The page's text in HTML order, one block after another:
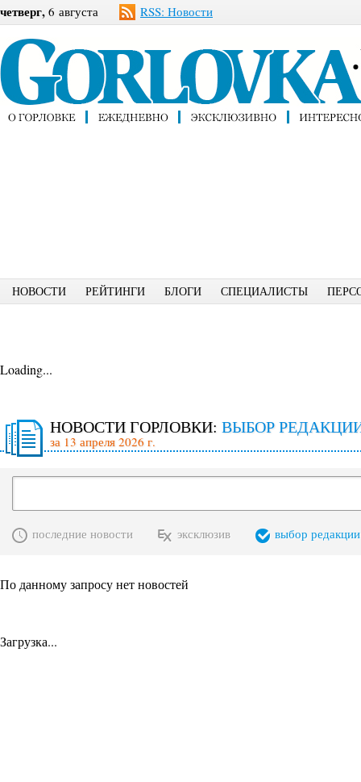
четверг, 6 августа RSS: Новости
НОВОСТИ РЕЙТИНГИ БЛОГИ СПЕЦИАЛИСТЫ
Loading...
НОВОСТИ ГОРЛОВКИ: ВЫБОР
за 13 апреля 2026 г.
последние новости эксклюзив выбор редакции
По данному запросу нет новостей
Загрузка...